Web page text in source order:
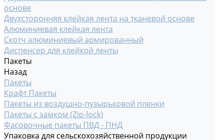
основе
Двухсторонняя клейкая лента на тканевой основе
Алюминиевая клейкая лента
Скотч алюминиевый армированный
Диспенсер для клейкой ленты
Пакеты
Назад
Пакеты
Крафт Пакеты
Пакеты из воздушно-пузырьковой пленки
Пакеты с замком (Zip-lock)
Фасовочные пакеты ПВД - ПНД
Упаковка для сельскохозяйственной продукции